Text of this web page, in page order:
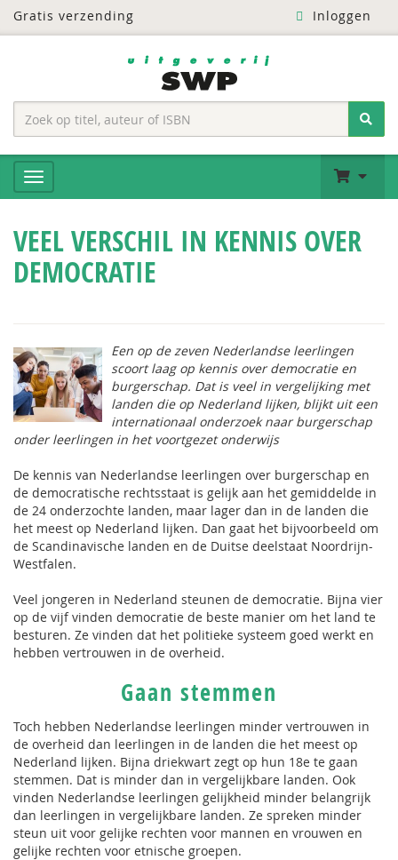
Gratis verzending Inloggen
VEEL VERSCHIL IN KENNIS OVER
DEMOCRATIE
Een op de zeven Nederlandse leerlingen
scoort laag op kennis over democratie en
burgerschap. Dat is veel in vergelijking met
landen die op Nederland lijken, blijkt uit een
internationaal onderzoek naar burgerschap
onder leerlingen in het voortgezet onderwijs
De kennis van Nederlandse leerlingen over burgerschap en
de democratische rechtsstaat is gelijk aan het gemiddelde in
de 24 onderzochte landen, maar lager dan in de landen die
het meest op Nederland lijken. Dan gaat het bijvoorbeeld om
de Scandinavische landen en de Duitse deelstaat Noordrijn-
Westfalen.
Veel jongeren in Nederland steunen de democratie. Bijna vier
op de vijf vinden democratie de beste manier om het land te
besturen. Ze vinden dat het politieke systeem goed werkt en
hebben vertrouwen in de overheid.
Gaan stemmen
Toch hebben Nederlandse leerlingen minder vertrouwen in
de overheid dan leerlingen in de landen die het meest op
Nederland lijken. Bijna driekwart zegt op hun 18e te gaan
stemmen. Dat is minder dan in vergelijkbare landen. Ook
vinden Nederlandse leerlingen gelijkheid minder belangrijk
dan leerlingen in vergelijkbare landen. Ze spreken minder
steun uit voor gelijke rechten voor mannen en vrouwen en
gelijke rechten voor etnische groepen.